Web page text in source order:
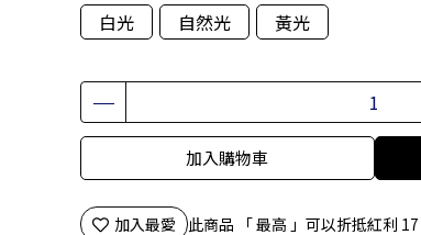
白光
自然光 黃光
加入購物車
加入最愛 此商品 「 最高 」可以折抵紅利 17